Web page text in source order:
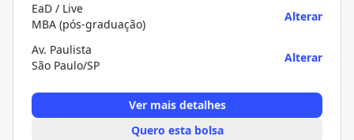
EaD / Live
MBA (pós-graduação)
Alterar
Av. Paulista
São Paulo/SP
Alterar
Ver mais detalhes
Quero esta bolsa